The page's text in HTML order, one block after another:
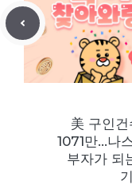
美 구인
1071만…나
부자가 되